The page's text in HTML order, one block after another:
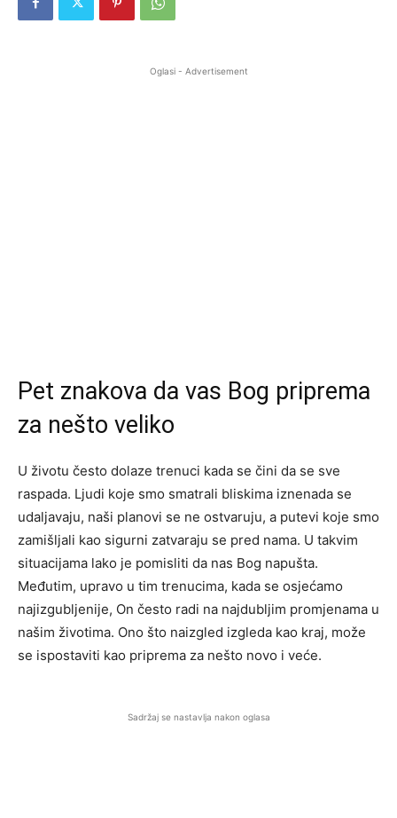
Oglasi - Advertisement
Pet znakova da vas Bog priprema
za nešto veliko
U životu često dolaze trenuci kada se čini da se sve
raspada. Ljudi koje smo smatrali bliskima iznenada se
udaljavaju, naši planovi se ne ostvaruju, a putevi koje smo
zamišljali kao sigurni zatvaraju se pred nama. U takvim
situacijama lako je pomisliti da nas Bog napušta.
Međutim, upravo u tim trenucima, kada se osjećamo
najizgubljenije, On često radi na najdubljim promjenama u
našim životima. Ono što naizgled izgleda kao kraj, može
se ispostaviti kao priprema za nešto novo i veće.
Sadržaj se nastavlja nakon oglasa